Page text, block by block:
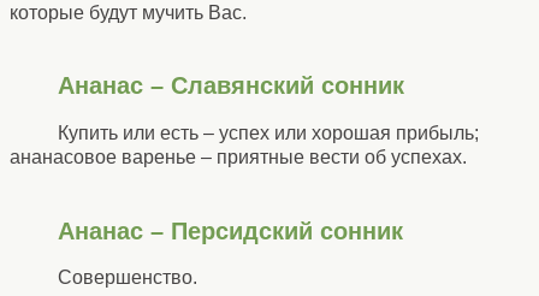
которые будут мучить Вас.
Ананас – Славянский сонник
Купить или есть – успех или хорошая прибыль;
ананасовое варенье – приятные вести об успехах.
Ананас – Персидский сонник
Совершенство.